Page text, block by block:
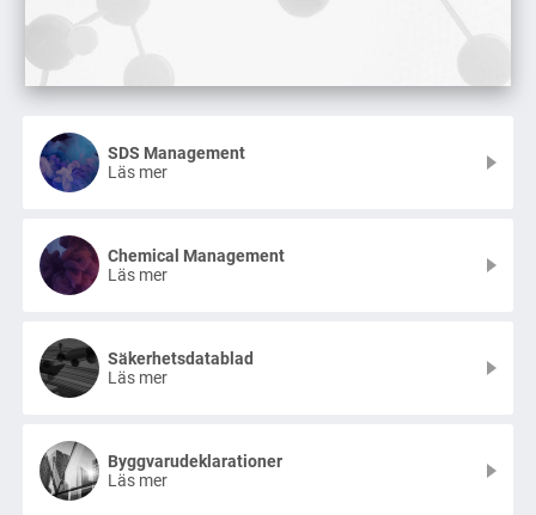
SDS Management
Läs mer
Chemical Management
Läs mer
Säkerhetsdatablad
Läs mer
Byggvarudeklarationer
Läs mer